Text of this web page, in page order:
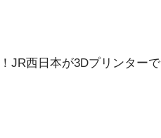
JR西日本が3Dプリンターで